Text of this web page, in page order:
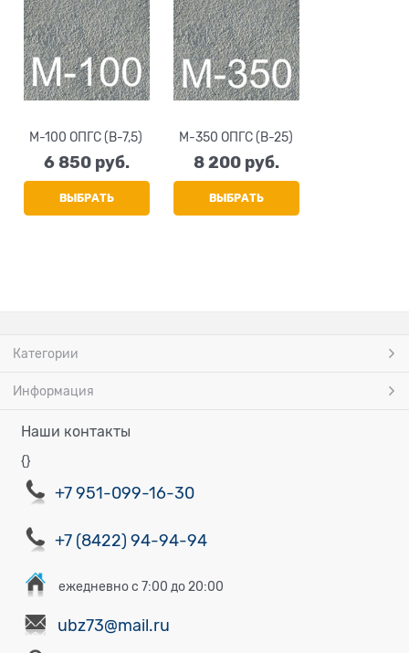
M-100 ОПГС (В-7,5)
6 850 руб.
ВЫБРАТЬ
M-350 ОПГС (B-25)
8 200 руб.
ВЫБРАТЬ
Категории
Информация
Наши контакты
{}
+7 951-099-16-30
+7 (8422) 94-94-94
ежедневно с 7:00 до 20:00
ubz73@mail.ru